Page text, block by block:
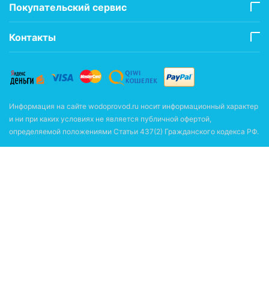
Покупательский сервис
Контакты
Информация на сайте wodoprovod.ru носит информационный характер
и ни при каких условиях не является публичной офертой,
определяемой положениями Статьи 437(2) Гражданского кодекса РФ.